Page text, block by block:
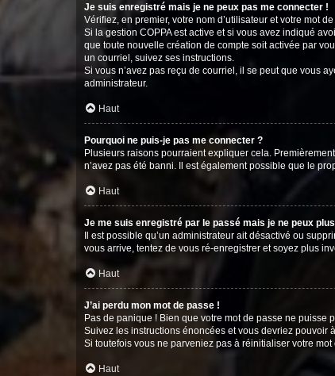
Je suis enregistré mais je ne peux pas me connecter !
Vérifiez, en premier, votre nom d’utilisateur et votre mot
Si la gestion COPPA est active et si vous avez indiqué
que toute nouvelle création de compte soit activée par
un courriel, suivez ses instructions.
Si vous n’avez pas reçu de courriel, il se peut que vous
administrateur.
Haut
Pourquoi ne puis-je pas me connecter ?
Plusieurs raisons pourraient expliquer cela.
n’avez pas été banni. Il est également possible que le
Haut
Je me suis enregistré par le passé mais je ne peux
Il est possible qu’un administrateur ait désactivé ou
vous arrive, tentez de vous ré-enregistrer et soyez plus
Haut
J’ai perdu mon mot de passe !
Pas de panique ! Bien que votre mot de passe ne
Suivez les instructions énoncées et vous devriez pouvoir
Si toutefois vous ne parveniez pas à réinitialiser votre
Haut